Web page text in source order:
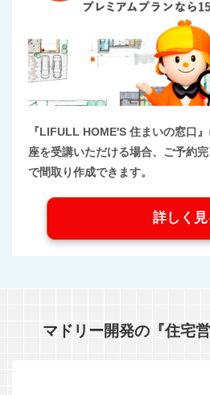
『LIFULL HOME'S 住まいの窓口
座を受講いただける場合、ご予約
で間取り作成できます。
詳しく見
マドリー開発の『住宅